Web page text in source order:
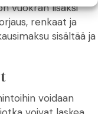
vuokran lisäksi
renkaat ja
sisältää ja
voidaan